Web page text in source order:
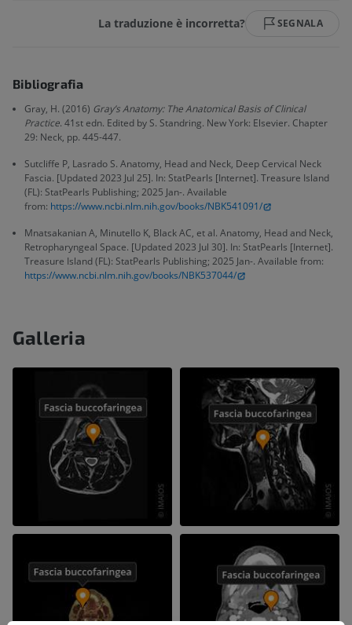
La traduzione è incorretta? SEGNALA
Bibliografia
Gray, H. (2016) Gray’s Anatomy: The Anatomical Basis of Clinical
Practice. 41st edn. Edited by S. Standring. New York: Elsevier. Chapter
29: Neck, pp. 445-447.
Sutcliffe P, Lasrado S. Anatomy, Head and Neck, Deep Cervical Neck
Fascia. [Updated 2023 Jul 25]. In: StatPearls [Internet]. Treasure Island
(FL): StatPearls Publishing; 2025 Jan-. Available
from: https://www.ncbi.nlm.nih.gov/books/NBK541091/
Mnatsakanian A, Minutello K, Black AC, et al. Anatomy, Head and Neck,
Retropharyngeal Space. [Updated 2023 Jul 30]. In: StatPearls [Internet].
Treasure Island (FL): StatPearls Publishing; 2025 Jan-. Available from:
https://www.ncbi.nlm.nih.gov/books/NBK537044/
Galleria